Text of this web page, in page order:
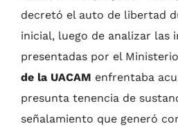
decretó el auto de libertad
inicial, luego de analizar las
presentadas por el
de la UACAM enfrentaba
presunta tenencia de
señalamiento que generó